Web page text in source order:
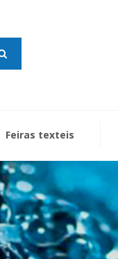
Feiras texteis